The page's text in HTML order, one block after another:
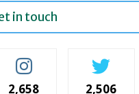
in touch
2,658 2,506